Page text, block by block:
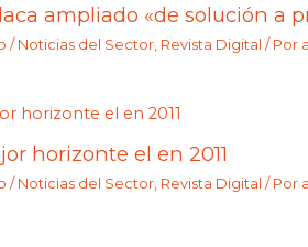
ampliado «de solución a
/ Noticias del Sector Revista Digital / Por
horizonte el en 2011
/ Noticias del Sector, Revista Digital / Por